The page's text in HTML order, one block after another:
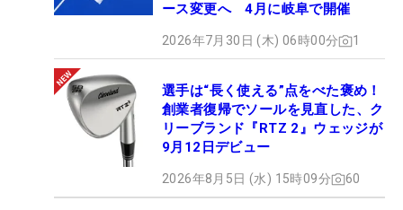
ース変更へ 4月に岐阜で開催
2026年7月30日 (木) 06時00分 1
選手は“長く使える”点をべた褒め！
創業者復帰でソールを見直した、ク
リーブランド『RTZ 2』ウェッジが
9月12日デビュー
2026年8月5日 (水) 15時09分 60